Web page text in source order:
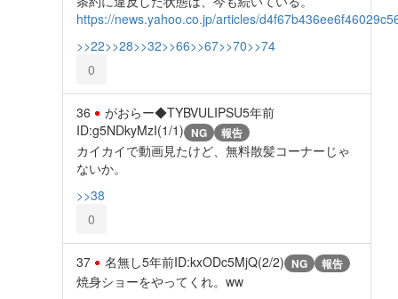
https://news.yahoo.co.jp/articles/
>>22>>28>>32>>66>>67>>70>>74
0
36 がおらー◆TYBVULIPSU5年前
ID:g5NDkyMzI(1/1) NG 報告
カイカイで動画見たけど、無料散髪コーナーじゃ
ないか。
>>38
0
37 名無し5年前ID:kxODc5MjQ(2/2) NG 報告
焼身ショーをやってくれ。ww